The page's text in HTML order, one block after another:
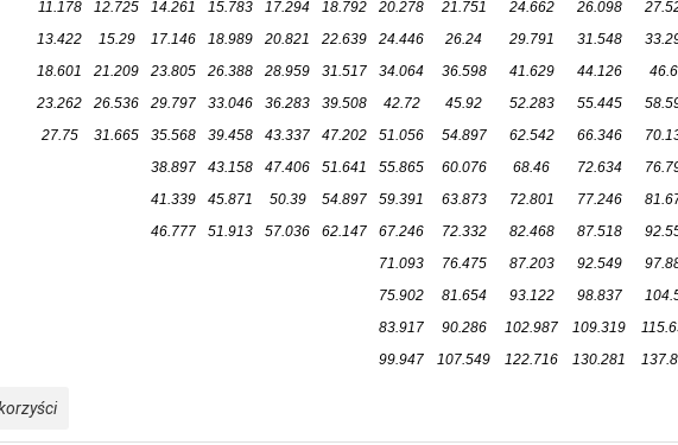
11.178 12.725 14.261 15.783 17.294 18.792 20.278 21.751 24.662 26.098
13.422 15.29 17.146 18.989 20.821 22.639 24.446 26.24 29.791 31.548
18.601 21.209 23.805 26.388 28.959 31.517 34.064 36.598 41.629 44.126
23.262 26.536 29.797 33.046 36.283 39.508 42.72 45.92 52.283 55.445
27.75 31.665 35.568 39.458 43.337 47.202 51.056 54.897 62.542 66.346
38.897 43.158 47.406 51.641 55.865 60.076 68.46 72.634
41.339 45.871 50.39 54.897 59.391 63.873 72.801 77.246
46.777 51.913 57.036 62.147 67.246 72.332 82.468 87.518
71.093 76.475 87.203 92.549
75.902 81.654 93.122 98.837
83.917 90.286 102.987 109.319
99.947 107.549 122.716 130.281